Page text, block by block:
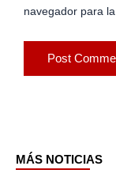
navegador para
MÁS NOTICIAS